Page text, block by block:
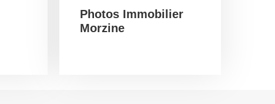
Photos Immobilier
Morzine